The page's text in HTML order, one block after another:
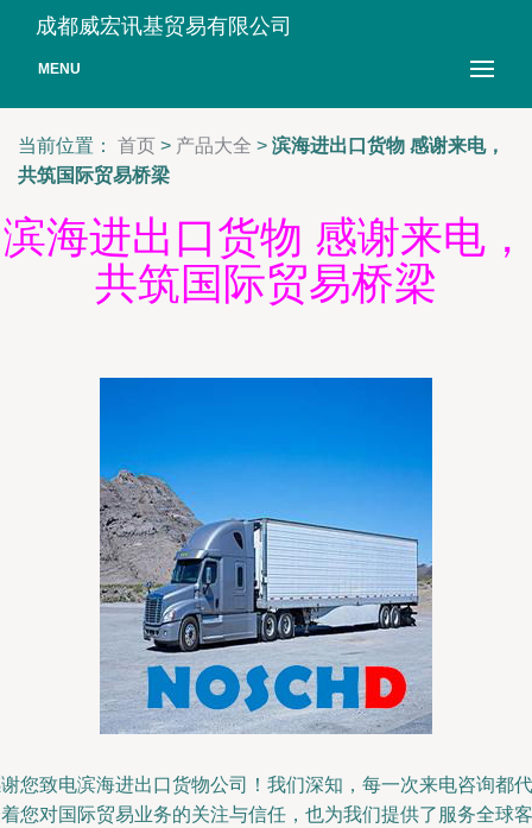
成都威宏讯基贸易有限公司
MENU
当前位置： 首页 > 产品大全 > 滨海进出口货物 感谢来电，
共筑国际贸易桥梁
滨海进出口货物 感谢来电，
共筑国际贸易桥梁
您致电滨海进出口货物公司！我们深知，每一次来电咨询都代
您对国际贸易业务的关注与信任，也为我们提供了服务全球客